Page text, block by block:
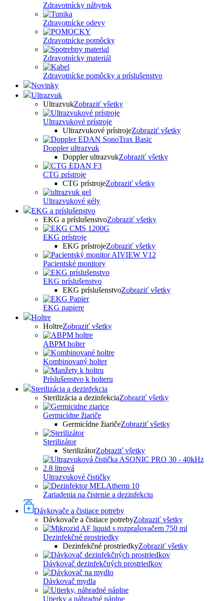
Zdravotnícky nábytok
Zdravotnícke odevy
Zdravotnícke pomôcky
Zdravotnícky materiál
Zdravotnícke pomôcky a príslušenstvo
Novinky
Ultrazvuk
UltrazvukZobraziť všetky
Ultrazvukové prístroje
Ultrazvukové prístrojeZobraziť všetky
Doppler ultrazvuk
Doppler ultrazvukZobraziť všetky
CTG prístroje
CTG prístrojeZobraziť všetky
Ultrazvukové gély
EKG a príslušenstvo
EKG a príslušenstvoZobraziť všetky
EKG prístroje
EKG prístrojeZobraziť všetky
Pacientské monitory
EKG príslušenstvo
EKG príslušenstvoZobraziť všetky
EKG papiere
Holtre
HoltreZobraziť všetky
ABPM holter
Kombinovaný holter
Príslušenstvo k holteru
Sterilizácia a dezinfekcia
Sterilizácia a dezinfekciaZobraziť všetky
Germicídne žiariče
Germicídne žiaričeZobraziť všetky
Sterilizátor
SterilizátorZobraziť všetky
Ultrazvukové čističky
Zariadenia na čistenie a dezinfekciu
Dávkovače a čistiace potreby
Dávkovače a čistiace potrebyZobraziť všetky
Dezinfekčné prostriedky
Dezinfekčné prostriedkyZobraziť všetky
Dávkovač dezinfekčných prostriedkov
Dávkovač mydla
Utierky a náhradné náplne